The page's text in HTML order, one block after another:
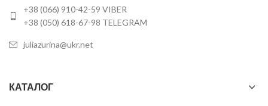
+38 (066) 910-42-59 VIBER
+38 (050) 618-67-98 TELEGRAM
juliazurina@ukr.net
КАТАЛОГ